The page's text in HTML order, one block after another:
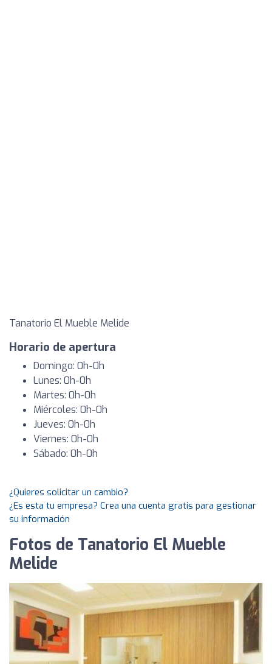
Tanatorio El Mueble Melide
Horario de apertura
Domingo: 0h-0h
Lunes: 0h-0h
Martes: 0h-0h
Miércoles: 0h-0h
Jueves: 0h-0h
Viernes: 0h-0h
Sábado: 0h-0h
¿Quieres solicitar un cambio?
¿Es esta tu empresa? Crea una cuenta gratis para gestionar
su información
Fotos de Tanatorio El Mueble
Melide